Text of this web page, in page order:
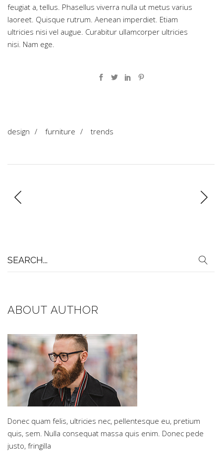
feugiat a, tellus. Phasellus viverra nulla ut metus varius
laoreet. Quisque rutrum. Aenean imperdiet. Etiam
ultricies nisi vel augue. Curabitur ullamcorper ultricies
nisi. Nam ege.
design / furniture / trends
for:
ABOUT AUTHOR
Donec quam felis, ultricies nec, pellentesque eu, pretium
quis, sem. Nulla consequat massa quis enim. Donec pede
justo, fringilla